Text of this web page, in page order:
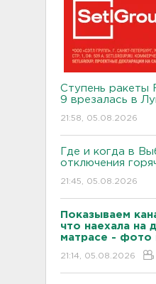
Ступень ракеты
9 врезалась в
21:58, 05.08.2026
Где и когда в
отключения
21:45, 05.08.2026
Показываем
что наехала на
матрасе - фото
21:14, 05.08.2026